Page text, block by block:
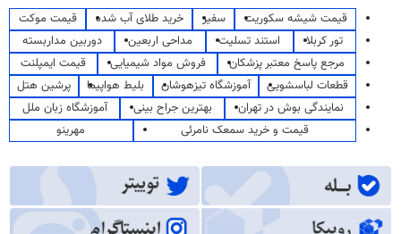
قیمت شیشه سکوریت سفیر خرید طلای آب شده
قیمت موکت
تور کربلا
استند تسلیت مداحی اربعین
دوربین مداربسته
مرجع پاسخ معتبر پزشکان
فروش مواد شیمیایی
قیمت ایمپلنت
قطعات لباسشویی
آموزشگاه تیزهوشان بلیط هواپیما
پرشین هتل
نمایندگی بوش در تهران
بهترین جراح بینی
آموزشگاه زبان ملل
قیمت و خرید سمعک نامرئی
مهرینو